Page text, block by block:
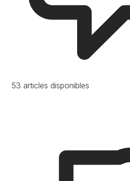
53 articles disponibles